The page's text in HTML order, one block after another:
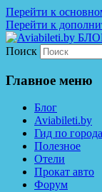
Перейти к
Перейти к
Дешевые
нами легко
Поиск
Главное меню
Блог
Aviabileti.by
Гид по
Полезное
Отели
Прокат авто
Форум